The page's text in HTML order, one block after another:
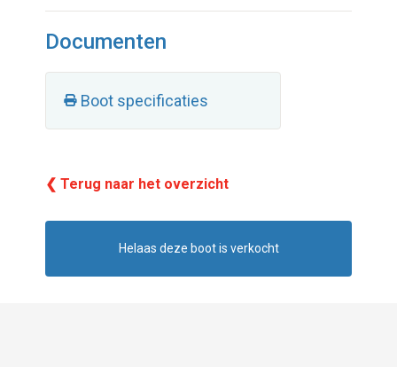
Documenten
Boot specificaties
❮ Terug naar het overzicht
Helaas deze boot is verkocht